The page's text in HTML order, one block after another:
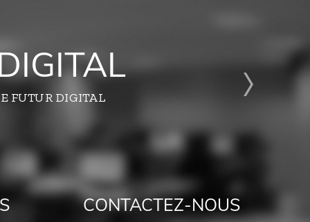
FUTUR DIGITAL
CONTACTEZ-NOUS